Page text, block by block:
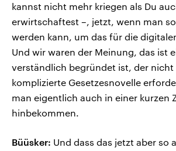
kannst nicht mehr kriegen als Du
erwirtschaftest –, jetzt, wenn man
werden kann, um das für die
Und wir waren der Meinung, das ist
verständlich begründet ist, der nicht
komplizierte Gesetzesnovelle
man eigentlich auch in einer kurzen
hinbekommen.
Büüsker: Und dass das jetzt aber so